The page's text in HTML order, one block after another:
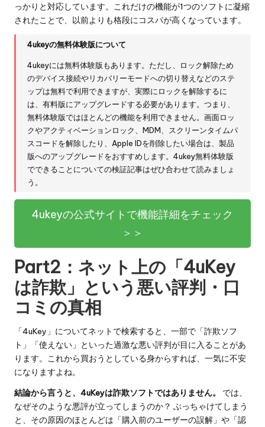
っかりと対応しています。これだけの機能が1つのソフトに凝縮
されたことで、以前よりも格段にコスパが高くなっています。
4ukeyの無料体験版について
4ukeyには無料体験版もあります。ただし、ロック解除ため
のデバイス接続やリカバリーモードへの切り替えなどのステ
ップは無料で利用できますが、実際にロックを解除するに
は、有料版にアップグレードする必要があります。つまり、
無料体験版ではほとんどの機能を利用できません。画面ロッ
クやアクティベーションロック、MDM、スクリーンタイムパ
スコードを解除したり、Apple IDを削除したい場合は、製品
版へのアップグレードをおすすめします。4ukey無料体験版
でできることについての検証記事はぜひ合わせて読みましょ
う。
4ukeyの公式サイトで機能詳細をチェック
＞＞
Part2：ネット上の「4uKey
は詐欺」という悪い評判・口
コミの真相
「4uKey」についてネットで検索すると、一部で「詐欺ソフ
ト」「使えない」といった過激な悪い評判が目に入ることがあ
ります。これから買おうとしている身からすれば、一気に不安
になりますよね。
結論から言うと、4uKeyは詐欺ソフトではありません。
では、
なぜそのような悪評が立ってしまうのか？ ぶっちゃけてしまう
と、その原因のほとんどは「購入前のユーザーの誤解」や「認